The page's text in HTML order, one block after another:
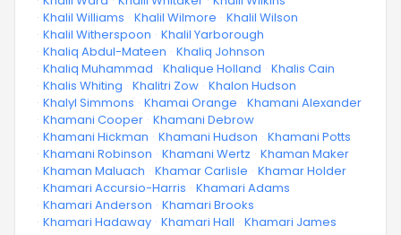
· Khalil Williams · Khalil Wilmore · Khalil Wilson
· Khalil Witherspoon · Khalil Yarborough
· Khaliq Abdul-Mateen · Khaliq Johnson
· Khaliq Muhammad · Khalique Holland · Khalis Cain
· Khalis Whiting · Khalitri Zow · Khalon Hudson
· Khalyl Simmons · Khamai Orange · Khamani Alexander
· Khamani Cooper · Khamani Debrow
· Khamani Hickman · Khamani Hudson · Khamani Potts
· Khamani Robinson · Khamani Wertz · Khaman Maker
· Khaman Maluach · Khamar Carlisle · Khamar Holder
· Khamari Accursio-Harris · Khamari Adams
· Khamari Anderson · Khamari Brooks
· Khamari Hadaway · Khamari Hall · Khamari James